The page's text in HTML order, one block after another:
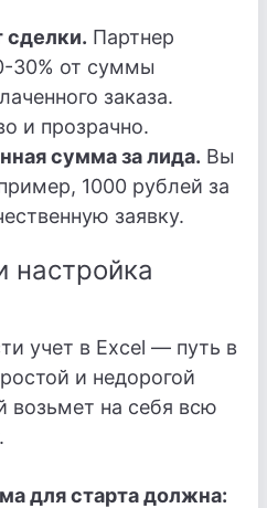
сделки. Партнер
30% от суммы
заказа.
и прозрачно.
сумма за лида. Вы
1000 рублей за
заявку.
настройка
учет в Excel — путь в
и недорогой
возьмет на себя всю
для старта должна: